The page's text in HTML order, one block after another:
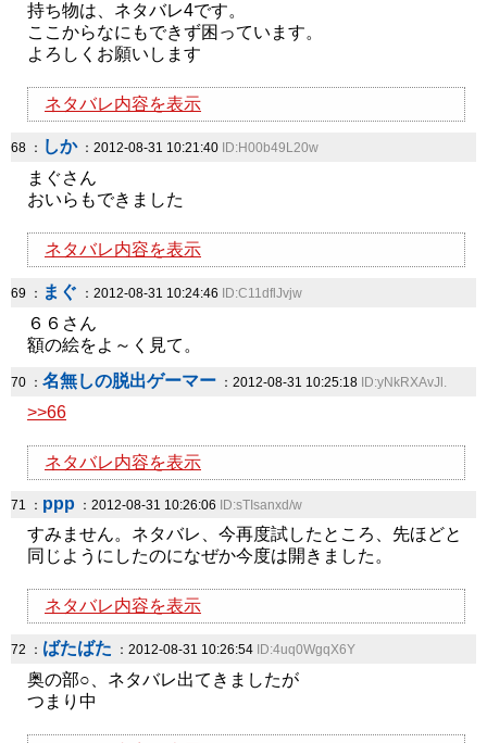
持ち物は、ネタバレ4です。
ここからなにもできず困っています。
よろしくお願いします
ネタバレ内容を表示
68 ： しか：2012-08-31 10:21:40 ID:H00b49L20w
まぐさん
おいらもできました
ネタバレ内容を表示
69 ： まぐ ：2012-08-31 10:24:46 ID:C11dflJvjw
６６さん
額の絵をよ～く見て。
70 ： 名無しの脱出ゲーマー ：2012-08-31 10:25:18 ID:yNkRXAvJl.
>>66
ネタバレ内容を表示
71 ： ppp ：2012-08-31 10:26:06 ID:sTIsanxd/w
すみません。ネタバレ、今再度試したところ、先ほどと
同じようにしたのになぜか今度は開きました。
ネタバレ内容を表示
72 ： ばたばた ：2012-08-31 10:26:54 ID:4uq0WgqX6Y
奥の部○、ネタバレ出てきましたが
つまり中